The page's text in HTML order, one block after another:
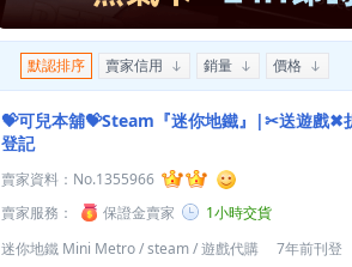
默認排序 賣家信用 銷量 價格
💝可兒本舖💝Steam『迷你地鐵』|✂送遊戲✖
登記
賣家資料： No.1355966
賣家服務：
保證金賣家
1小時交貨
迷你地鐵 Mini Metro/steam/遊戲代購 7年前刊登